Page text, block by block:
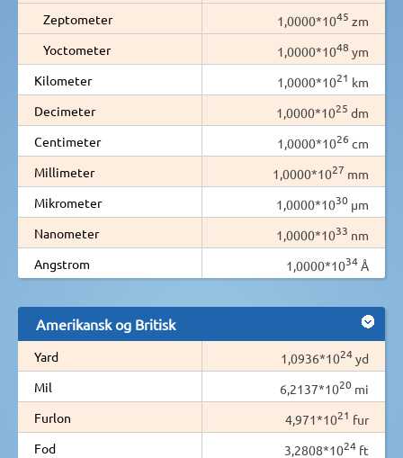
Zeptometer
1,0000*1045 zm
Yoctometer
1,0000*1048 ym
Kilometer
1,0000*1021 km
Decimeter
1,0000*1025 dm
Centimeter
1,0000*1026 cm
Millimeter
1,0000*1027 mm
Mikrometer
1,0000*1030 µm
Nanometer
1,0000*1033 nm
Angstrom
1,0000*1034Å
Amerikansk og Britisk
Yard 1,0936*1024yd
Mil
6,2137*1020 mi
Furlon
4,971*1021 fur
Fod
3,2808*1024 ft